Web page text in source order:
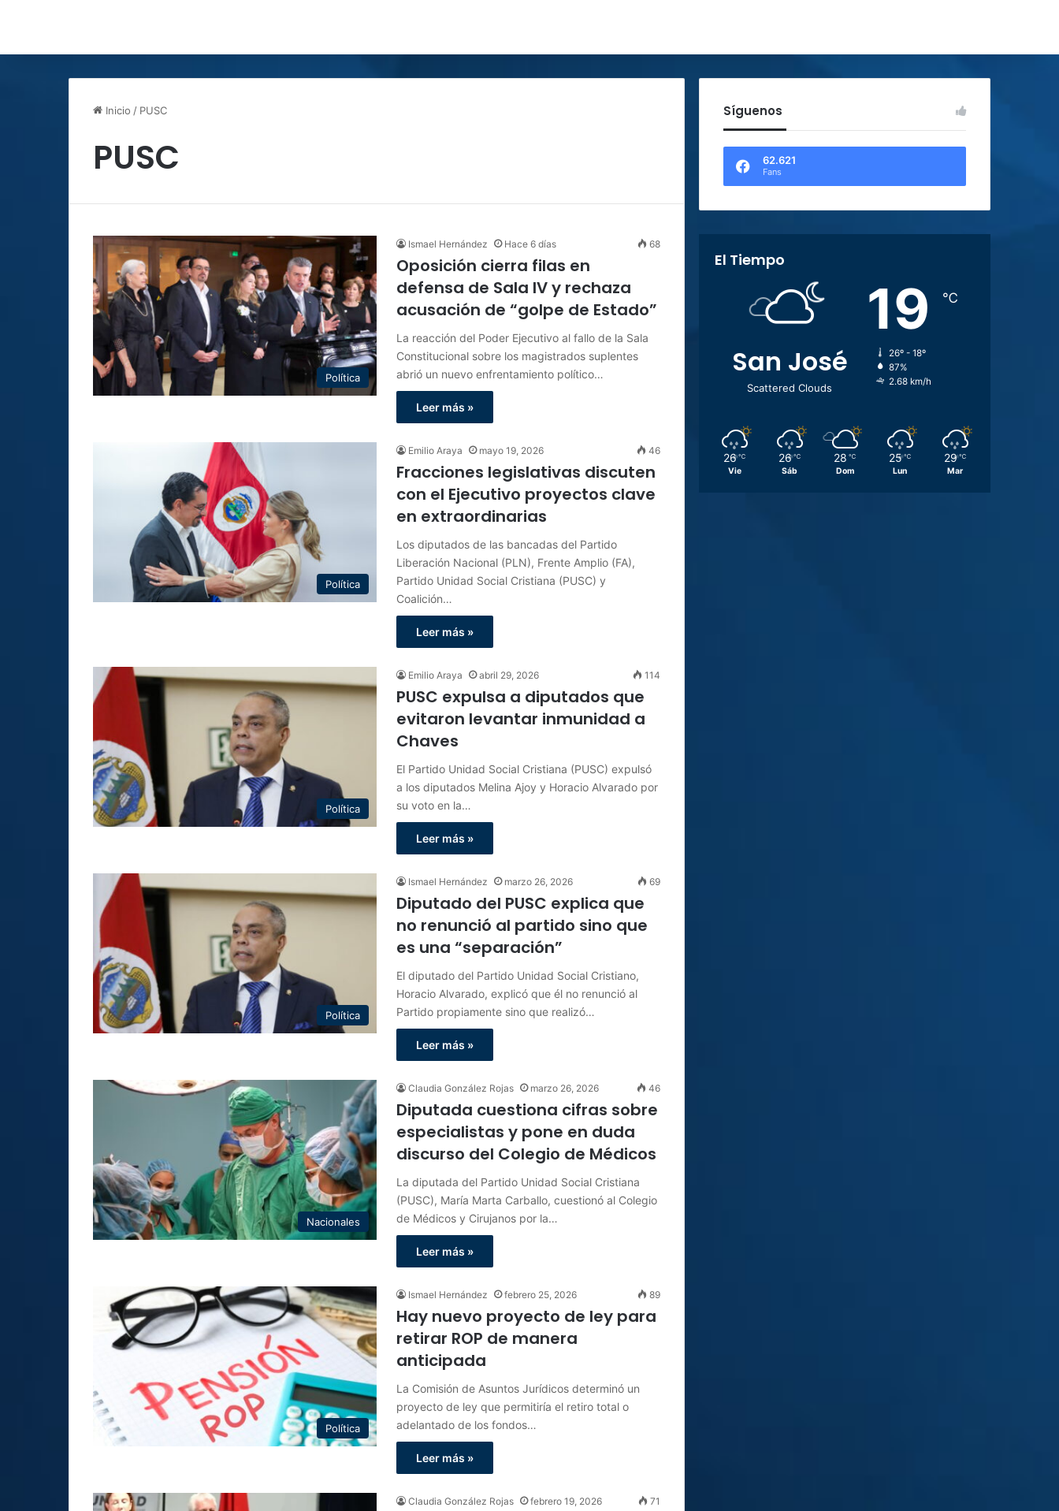
Inicio / PUSC
PUSC
Política
Ismael Hernández Hace 6 días 68
Oposición cierra filas en
defensa de Sala IV y rechaza
acusación de “golpe de Estado”
La reacción del Poder Ejecutivo al fallo de la Sala
Constitucional sobre los magistrados suplentes
abrió un nuevo enfrentamiento político…
Leer más »
Política
Emilio Araya mayo 19, 2026 46
Fracciones legislativas discuten
con el Ejecutivo proyectos clave
en extraordinarias
Los diputados de las bancadas del Partido
Liberación Nacional (PLN), Frente Amplio (FA),
Partido Unidad Social Cristiana (PUSC) y
Coalición…
Leer más »
Política
Emilio Araya abril 29, 2026 114
PUSC expulsa a diputados que
evitaron levantar inmunidad a
Chaves
El Partido Unidad Social Cristiana (PUSC) expulsó
a los diputados Melina Ajoy y Horacio Alvarado por
su voto en la…
Leer más »
Política
Ismael Hernández marzo 26, 2026 69
Diputado del PUSC explica que
no renunció al partido sino que
es una “separación”
El diputado del Partido Unidad Social Cristiano,
Horacio Alvarado, explicó que él no renunció al
Partido propiamente sino que realizó…
Leer más »
Nacionales
Claudia González Rojas marzo 26, 2026 46
Diputada cuestiona cifras sobre
especialistas y pone en duda
discurso del Colegio de Médicos
La diputada del Partido Unidad Social Cristiana
(PUSC), María Marta Carballo, cuestionó al Colegio
de Médicos y Cirujanos por la…
Leer más »
Política
Ismael Hernández febrero 25, 2026 89
Hay nuevo proyecto de ley para
retirar ROP de manera
anticipada
La Comisión de Asuntos Jurídicos determinó un
proyecto de ley que permitiría el retiro total o
adelantado de los fondos…
Leer más »
Claudia González Rojas febrero 19, 2026 71
Síguenos
62.621
Fans
El Tiempo
San José
Scattered Clouds
19 ℃
26º - 18º
87%
2.68 km/h
26 ℃
Vie
26 ℃
Sáb
28 ℃
Dom
25 ℃
Lun
29 ℃
Mar